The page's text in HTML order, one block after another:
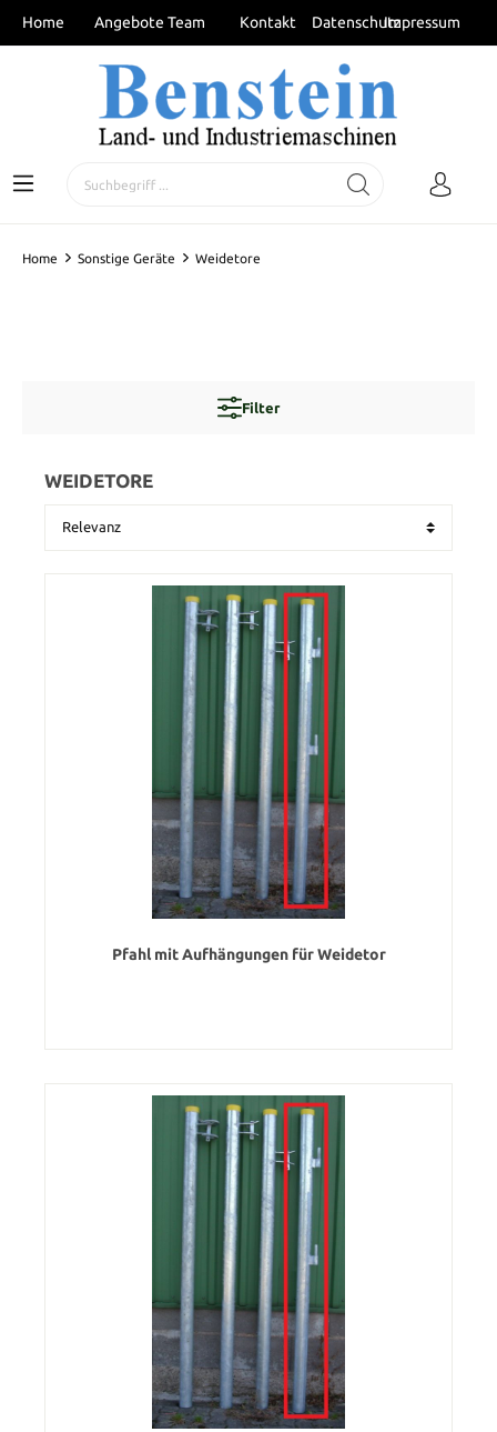
Home Angebote Team Kontakt DatenschutzImpressum
Home Sonstige Geräte Weidetore
Filter
WEIDETORE
Pfahl mit Aufhängungen für Weidetor